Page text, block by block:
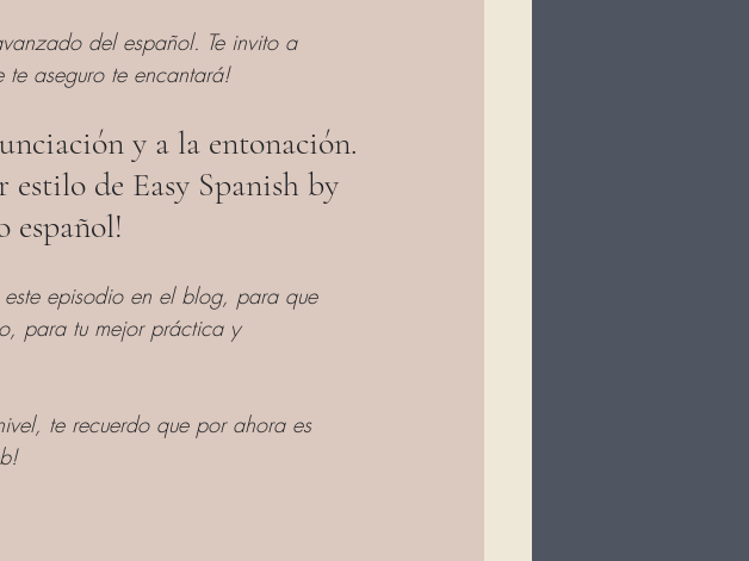
del español. Te invito a
te aseguro te encantará!
y a la entonación.
de Easy Spanish by
español!
este episodio en el blog, para que
para tu mejor práctica y
te recuerdo que por ahora es